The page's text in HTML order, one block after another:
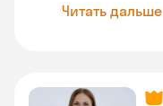
Читать дальше